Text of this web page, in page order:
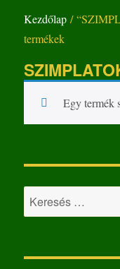
Kezdőlap /
termékek
Egy termék
Keresés
a
kifejezésre: